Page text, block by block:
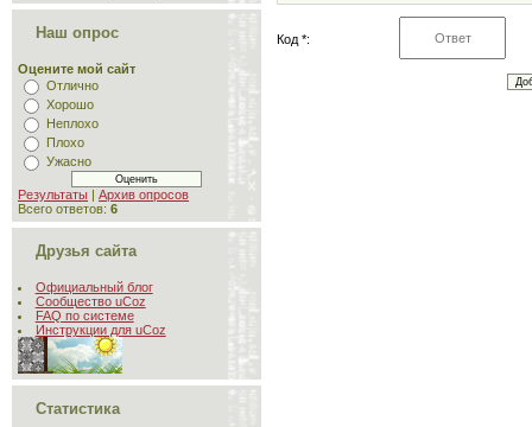
Наш опрос
Оцените мой сайт
Отлично
Хорошо
Неплохо
Плохо
Ужасно
Результаты | Архив опросов
Всего ответов: 6
Друзья сайта
Официальный блог
Сообщество uCoz
FAQ по системе
Инструкции для uCoz
Статистика
Код *: